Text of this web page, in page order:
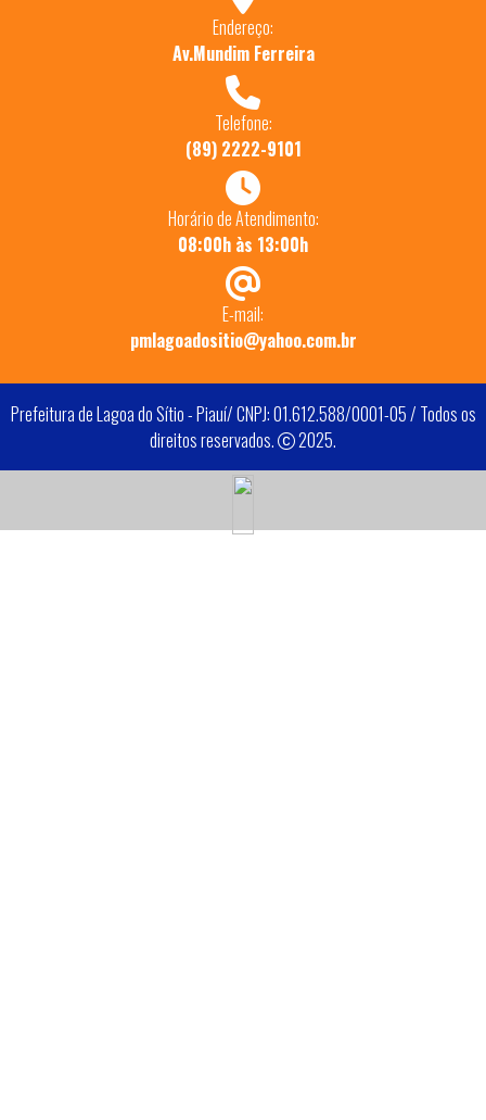
Endereço:
Av.Mundim Ferreira
Telefone:
(89) 2222-9101
Horário de Atendimento:
08:00h às 13:00h
E-mail:
pmlagoadositio@yahoo.com.br
Prefeitura de Lagoa do Sítio - Piauí/ CNPJ: 01.612.588/0001-05 / Todos os
direitos reservados.
2025.